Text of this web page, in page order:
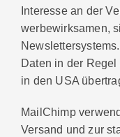
Interesse an der
werbewirksamen,
Daten in der
in den USA
MailChimp
Versand und zur